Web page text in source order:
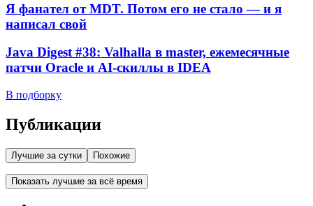
Я фанател от MDT. Потом его не стало — и я
написал свой
Java Digest #38: Valhalla в master, ежемесячные
патчи Oracle и AI-скиллы в IDEA
В подборку
Публикации
Лучшие за сутки Похожие
Показать лучшие за всё время